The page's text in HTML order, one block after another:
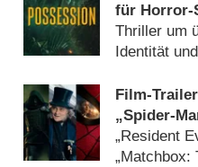
für Horror-
Raw und
Thriller um
Identität
Film-
„Spider-
3“ und
„Resident
„Matchbox: